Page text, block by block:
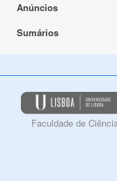
Anúncios
Sumários
Faculdade de